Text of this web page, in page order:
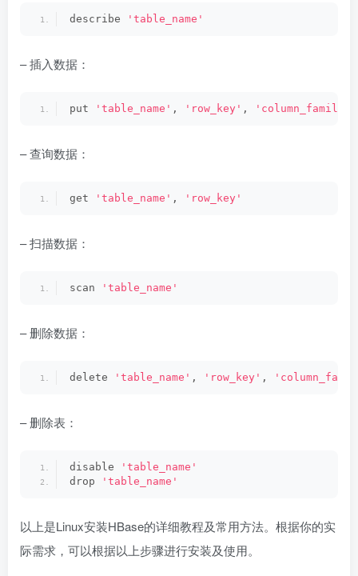
describe 'table_name'
– 插入数据：
put 'table_name' , 'row_key' ,
– 查询数据：
get 'table_name' , 'row_key'
– 扫描数据：
scan 'table_name'
– 删除数据：
delete 'table_name' , 'row_key' ,
– 删除表：
disable
'table_name'
drop
'table_name'
以上是Linux安装HBase的详细教程及常用方法。根据你的实
际需求，可以根据以上步骤进行安装及使用。